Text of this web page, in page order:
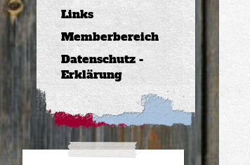
Links
Memberbereich
Datenschutz -
Erklärung